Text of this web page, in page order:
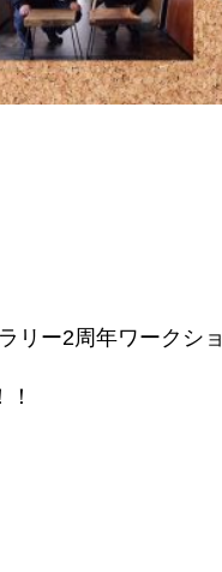
リー2周年ワークシ